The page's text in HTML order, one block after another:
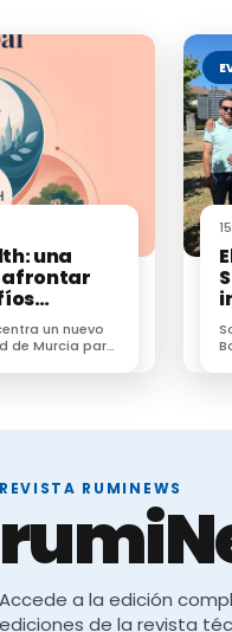
una
afrontar
un nuevo
de Murcia para
REVISTA RUMINEWS
Accede a la edición
ediciones de la revista